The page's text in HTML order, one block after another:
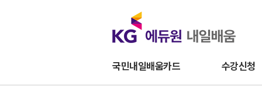
국민내일배움카드 수강신청